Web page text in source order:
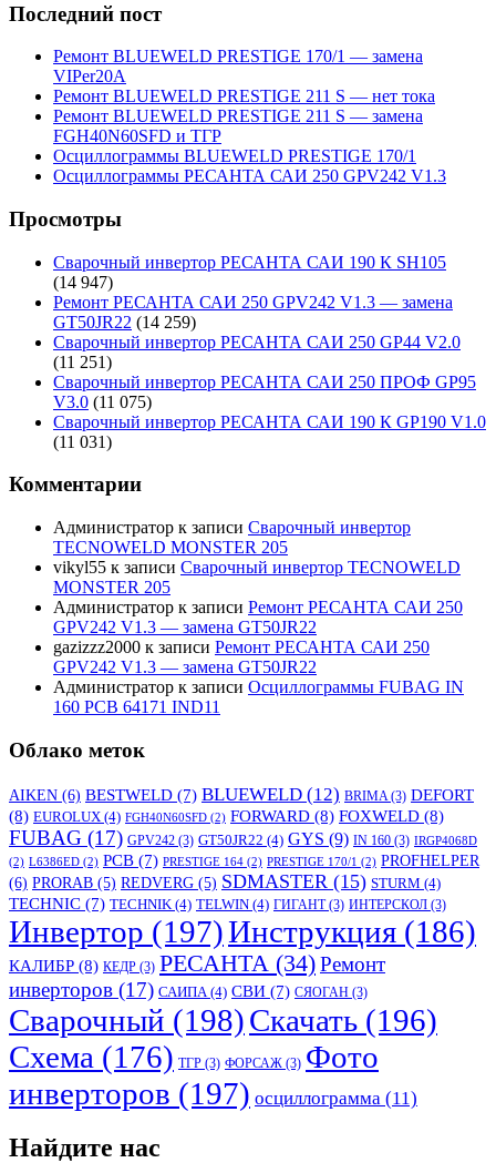
Последний пост
Ремонт BLUEWELD PRESTIGE 170/1 — замена
VIPer20A
Ремонт BLUEWELD PRESTIGE 211 S — нет тока
Ремонт BLUEWELD PRESTIGE 211 S — замена
FGH40N60SFD и ТГР
Осциллограммы BLUEWELD PRESTIGE 170/1
Осциллограммы РЕСАНТА САИ 250 GPV242 V1.3
Просмотры
Сварочный инвертор РЕСАНТА САИ 190 К SH105
(14 947)
Ремонт РЕСАНТА САИ 250 GPV242 V1.3 — замена
GT50JR22 (14 259)
Сварочный инвертор РЕСАНТА САИ 250 GP44 V2.0
(11 251)
Сварочный инвертор РЕСАНТА САИ 250 ПРОФ GP95
V3.0 (11 075)
Сварочный инвертор РЕСАНТА САИ 190 К GP190 V1.0
(11 031)
Комментарии
Администратор к записи Сварочный инвертор
TECNOWELD MONSTER 205
vikyl55 к записи Сварочный инвертор TECNOWELD
MONSTER 205
Администратор к записи Ремонт РЕСАНТА САИ 250
GPV242 V1.3 — замена GT50JR22
gazizzz2000 к записи Ремонт РЕСАНТА САИ 250
GPV242 V1.3 — замена GT50JR22
Администратор к записи Осциллограммы FUBAG IN
160 PCB 64171 IND11
Облако меток
AIKEN (6) BESTWELD (7) BLUEWELD (12) BRIMA (3) DEFORT
(8) EUROLUX (4) FGH40N60SFD (2) FORWARD (8) FOXWELD (8)
FUBAG (17) GPV242 (3) GT50JR22 (4) GYS (9) IN 160 (3) IRGP4068D
(2) L6386ED (2) PCB (7) PRESTIGE 164 (2) PRESTIGE 170/1 (2) PROFHELPER
(6) PRORAB (5) REDVERG (5) SDMASTER (15) STURM (4)
TECHNIC (7) TECHNIK (4) TELWIN (4) ГИГАНТ(3) ИНТЕРСКОЛ (3)
Инвертор (197)Инструкция (186)
КАЛИБР (8) КЕДР (3) РЕСАНТА (34)Ремонт
инверторов (17) САИПА (4) СВИ (7) СЯОГАН (3)
Сварочный (198)Скачать (196)
Схема (176) ТГР (3) ФОРСАЖ (3) Фото
инверторов (197) осциллограмма (11)
Найдите нас